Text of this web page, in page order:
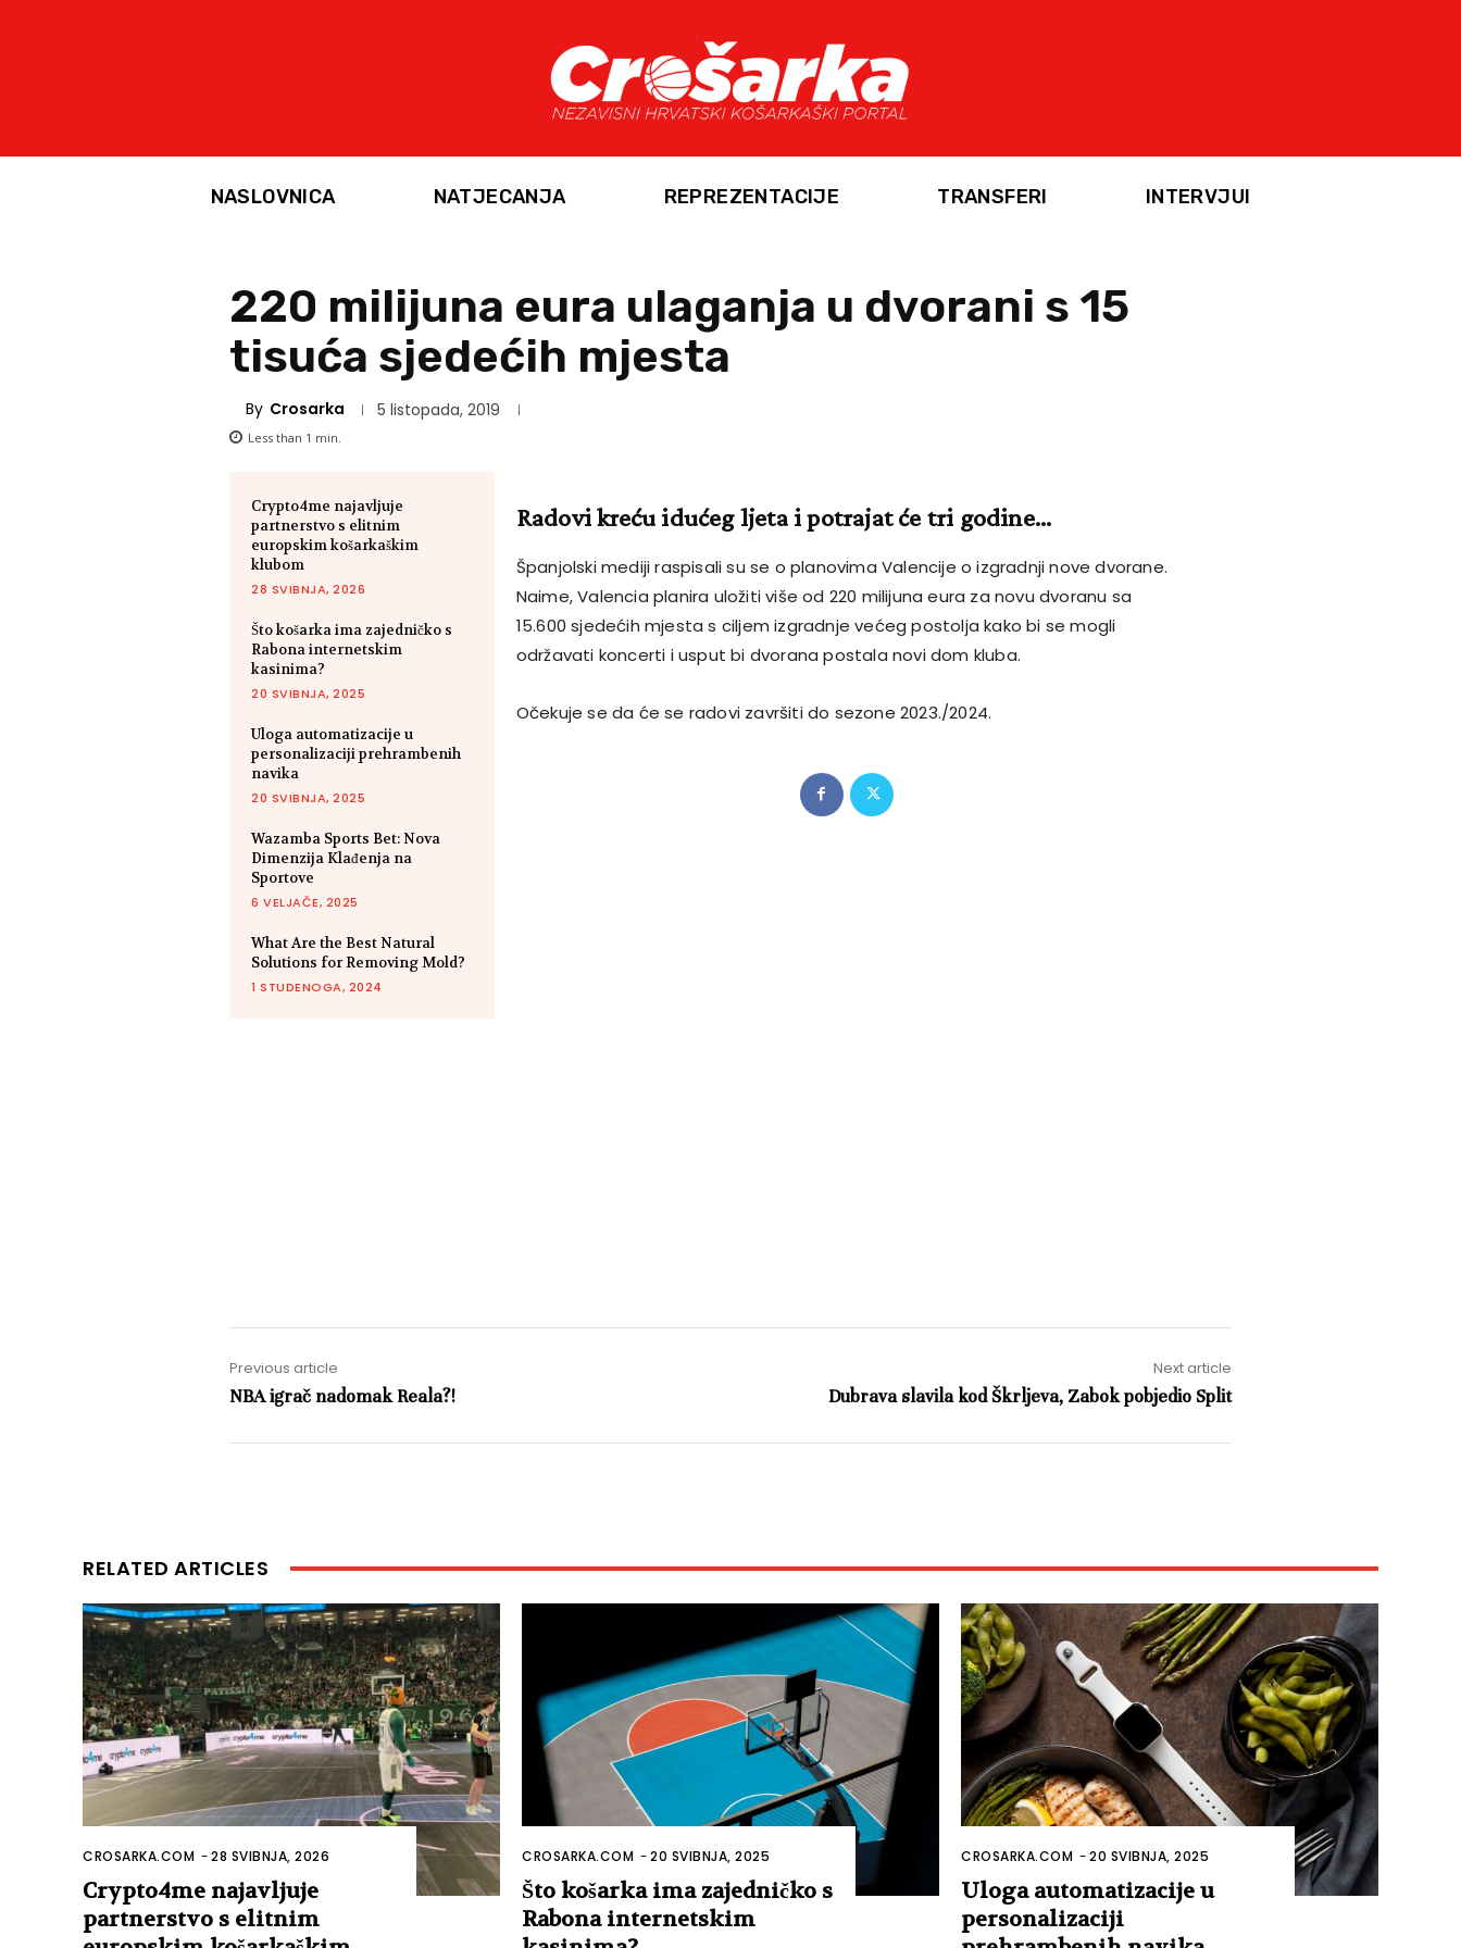
NASLOVNICA NATJECANJA REPREZENTACIJE TRANSFERI INTERVJUI
220 milijuna eura ulaganja u dvorani s 15
tisuća sjedećih mjesta
By Crosarka 5 listopada, 2019
Less than 1 min.
Crypto4me najavljuje
partnerstvo s elitnim
europskim košarkaškim
klubom
28 SVIBNJA, 2026
Što košarka ima zajedničko s
Rabona internetskim
kasinima?
20 SVIBNJA, 2025
Uloga automatizacije u
personalizaciji prehrambenih
navika
20 SVIBNJA, 2025
Wazamba Sports Bet: Nova
Dimenzija Klađenja na
Sportove
6 VELJAČE, 2025
What Are the Best Natural
Solutions for Removing Mold?
1 STUDENOGA, 2024
Radovi kreću idućeg ljeta i potrajat će tri godine…
Španjolski mediji raspisali su se o planovima Valencije o izgradnji nove dvorane.
Naime, Valencia planira uložiti više od 220 milijuna eura za novu dvoranu sa
15.600 sjedećih mjesta s ciljem izgradnje većeg postolja kako bi se mogli
održavati koncerti i usput bi dvorana postala novi dom kluba.
Očekuje se da će se radovi završiti do sezone 2023./2024.
Previous article
NBA igrač nadomak Reala?!
Next article
Dubrava slavila kod Škrljeva, Zabok pobjedio Split
RELATED ARTICLES
CROSARKA.COM -28 SVIBNJA, 2026
Crypto4me najavljuje
partnerstvo s elitnim
CROSARKA.COM -20 SVIBNJA, 2025
Što košarka ima zajedničko s
Rabona internetskim
CROSARKA.COM -20 SVIBNJA, 2025
Uloga automatizacije u
personalizaciji